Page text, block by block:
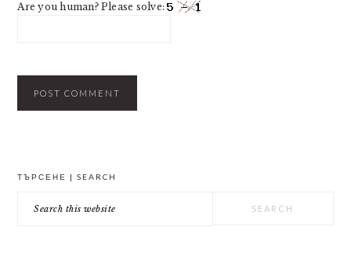
Are you human? Please solve:
ТЪРСЕНЕ | SEARCH
this